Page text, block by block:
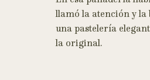
llamó la atención y la
una pastelería
la original.